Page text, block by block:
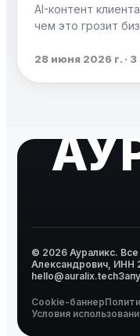
AI-контент
чем это грозит
28 июня 2026 г. ·
© 2026 Аураликс.
Александрович, ИНН
hello@auralix.tech
Cookie-баннер
Условия